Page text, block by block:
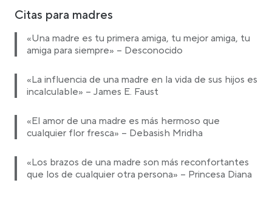
Citas para madres
«Una madre es tu primera amiga, tu mejor amiga, tu
amiga para siempre» – Desconocido
«La influencia de una madre en la vida de sus hijos es
incalculable» – James E. Faust
«El amor de una madre es más hermoso que
cualquier flor fresca» – Debasish Mridha
«Los brazos de una madre son más reconfortantes
que los de cualquier otra persona» – Princesa Diana